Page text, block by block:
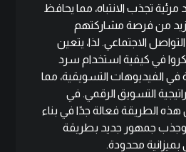
تجذب الانتباه، مما يحافظ
من فرصة مشاركتهم
الاجتماعي. لذا، يتعين
في كيفية استخدام سرد
الفيديوهات التسويقية، مما
التسويق الرقمي. في
هذه الطريقة فعالة جدًا في بناء
وجذب جمهور جديد بطريقة
محدودة.